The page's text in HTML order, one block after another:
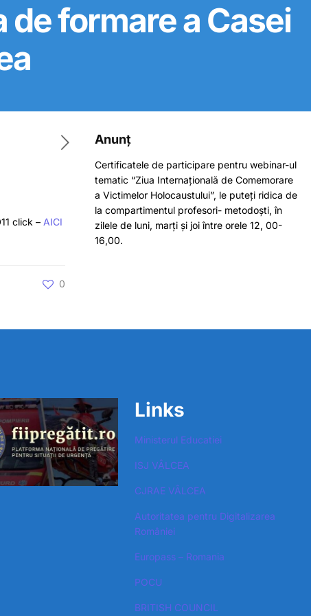
formare a Casei
click – AICI
0
Anunț
Certificatele de participare pentru webinar-ul
tematic “Ziua Internațională de Comemorare
a Victimelor Holocaustului”, le puteți ridica de
la compartimentul profesori- metodoști, în
zilele de luni, marți și joi între orele 12, 00-
16,00.
Links
Ministerul Educatiei
ISJ VÂLCEA
CJRAE VÂLCEA
Autoritatea pentru Digitalizarea
României​
Europass – Romania
POCU
BRITISH COUNCIL